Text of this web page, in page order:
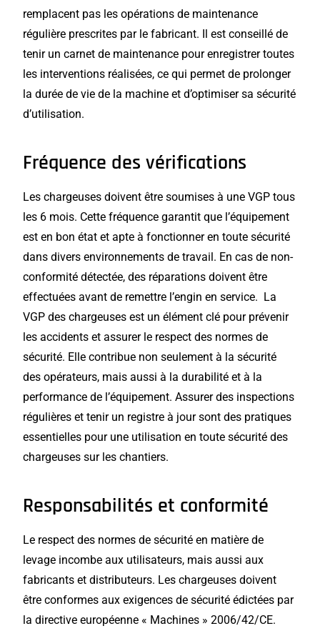
remplacent pas les opérations de maintenance
régulière prescrites par le fabricant. Il est conseillé de
tenir un carnet de maintenance pour enregistrer toutes
les interventions réalisées, ce qui permet de prolonger
la durée de vie de la machine et d’optimiser sa sécurité
d’utilisation.
Fréquence des vérifications
Les chargeuses doivent être soumises à une VGP tous
les 6 mois. Cette fréquence garantit que l’équipement
est en bon état et apte à fonctionner en toute sécurité
dans divers environnements de travail. En cas de non-
conformité détectée, des réparations doivent être
effectuées avant de remettre l’engin en service. La
VGP des chargeuses est un élément clé pour prévenir
les accidents et assurer le respect des normes de
sécurité. Elle contribue non seulement à la sécurité
des opérateurs, mais aussi à la durabilité et à la
performance de l’équipement. Assurer des inspections
régulières et tenir un registre à jour sont des pratiques
essentielles pour une utilisation en toute sécurité des
chargeuses sur les chantiers.
Responsabilités et conformité
Le respect des normes de sécurité en matière de
levage incombe aux utilisateurs, mais aussi aux
fabricants et distributeurs. Les chargeuses doivent
être conformes aux exigences de sécurité édictées par
la directive européenne « Machines » 2006/42/CE.